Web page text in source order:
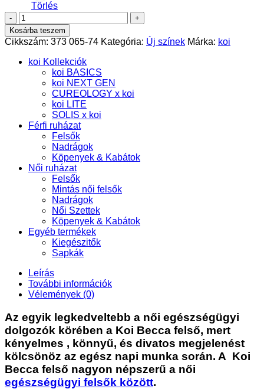
Törlés
Becca
top
-
KOI
BASICS
Heather
mennyiség
Kosárba teszem
Cikkszám: 373 065-74 Kategória: Új színek Márka: koi
koi Kollekciók
koi BASICS
koi NEXT GEN
CUREOLOGY x koi
koi LITE
SOLIS x koi
Férfi ruházat
Felsők
Nadrágok
Köpenyek & Kabátok
Női ruházat
Felsők
Mintás női felsők
Nadrágok
Női Szettek
Köpenyek & Kabátok
Egyéb termékek
Kiegészitők
Sapkák
Leírás
További információk
Vélemények (0)
Az egyik legkedveltebb a női egészségügyi
dolgozók körében a Koi Becca felső, mert
kényelmes , könnyű, és divatos megjelenést
kölcsönöz az egész napi munka során. A Koi
Becca felső nagyon népszerű a női
egészségügyi felsők között.